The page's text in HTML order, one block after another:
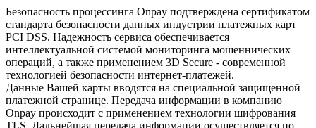
Безопасность процессинга Onpay подтверждена сертификатом
стандарта безопасности данных индустрии платежных карт
PCI DSS. Надежность сервиса обеспечивается
интеллектуальной системой мониторинга мошеннических
операций, а также применением 3D Secure - современной
технологией безопасности интернет-платежей.
Данные Вашей карты вводятся на специальной защищенной
платежной странице. Передача информации в компанию
Onpay происходит с применением технологии шифрования